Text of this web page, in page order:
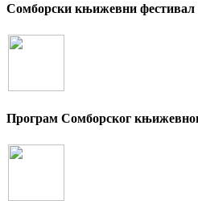
Сомборски књижевни фестивал
Програм Сомборског